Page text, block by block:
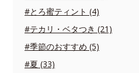
#とろ蜜ティント (4)
#テカリ・ベタつき (21)
#季節のおすすめ (5)
#夏 (33)